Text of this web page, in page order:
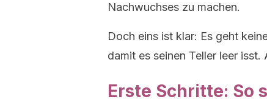
Nachwuchses zu machen.
Doch eins ist klar: Es geht
damit es seinen Teller leer
Erste Schritte: So